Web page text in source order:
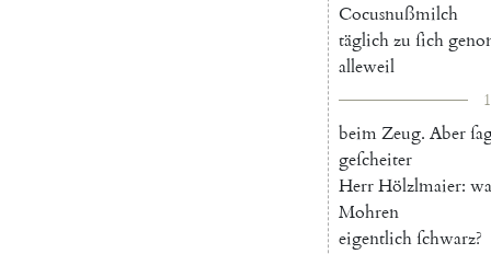
Cocusnußmilch
täglichzu ſich
alleweil
beimZeug. Aber
geſcheiter
HerrHölzlmaier:
Mohren
eigentlichſchwarz?